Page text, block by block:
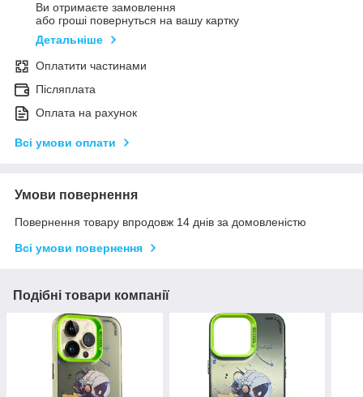
Ви отримаєте замовлення
або гроші повернуться на вашу картку
Детальніше
Оплатити частинами
Післяплата
Оплата на рахунок
Всі умови оплати
Умови повернення
Повернення товару впродовж 14 днів за домовленістю
Всі умови повернення
Подібні товари компанії